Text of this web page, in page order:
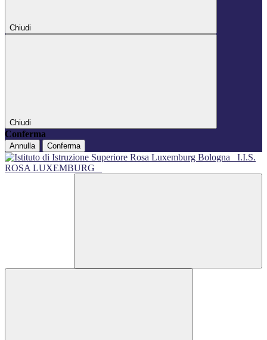
Chiudi
Chiudi
Conferma
Annulla Conferma
I.I.S.
ROSA LUXEMBURG